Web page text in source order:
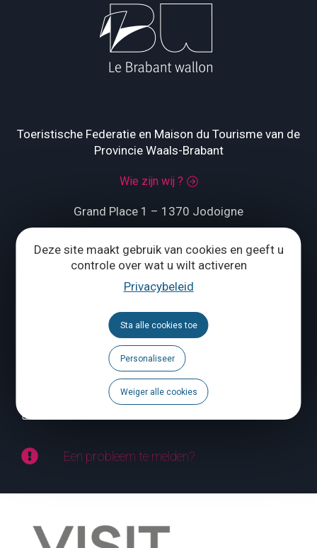
Deze site maakt gebruik van cookies en geeft u
controle over wat u wilt activeren
Privacybeleid
Sta alle cookies toe
Personaliseer
Weiger alle cookies
Toeristische Federatie en Maison du Tourisme van de
Provincie Waals-Brabant
Wie zijn wij ?
Grand Place 1 – 1370 Jodoigne
Tél. +32 (0) 10 56 09 70
Volg ons
Brochures
Een probleem te melden?